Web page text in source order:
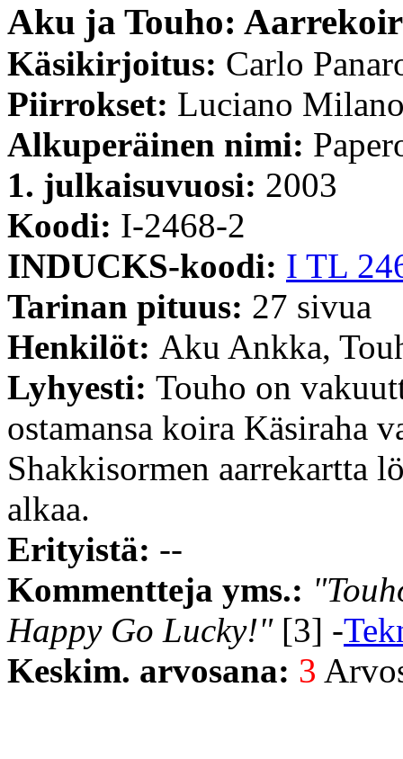
Aku ja Touho:
Käsikirjoitus: Carlo
Piirrokset: Luciano
Alkuperäinen nimi:
1. julkaisuvuosi: 2003
Koodi: I-2468-2
INDUCKS-koodi: I TL
Tarinan pituus: 27 sivua
Henkilöt: Aku Ankka,
Lyhyesti: Touho on
ostamansa koira Käsiraha
Shakkisormen aarrekartta
alkaa.
Erityistä: --
Kommentteja yms.:
Happy Go Lucky!"[3] -
Keskim. arvosana: 3